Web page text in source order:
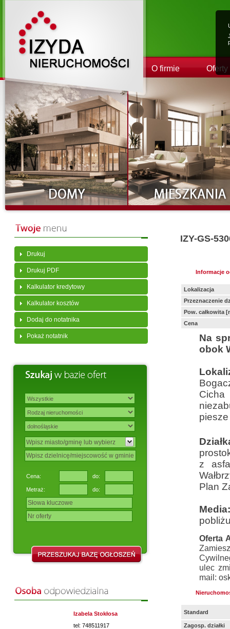
O firmie Oferty
Drukuj
Drukuj PDF
Kalkulator kredytowy
Kalkulator kosztów
Dodaj do notatnika
Pokaż notatnik
Cena: do:
Metraż: do:
Izabela Stokłosa
tel: 748511917
IZY-GS-
Informacje
Lokalizacja
Przeznaczenie
Pow. całkowita
Cena
Na
obok
z
Plan
Media:
Oferta
ulec
mail:
Standard
Zagosp. działki